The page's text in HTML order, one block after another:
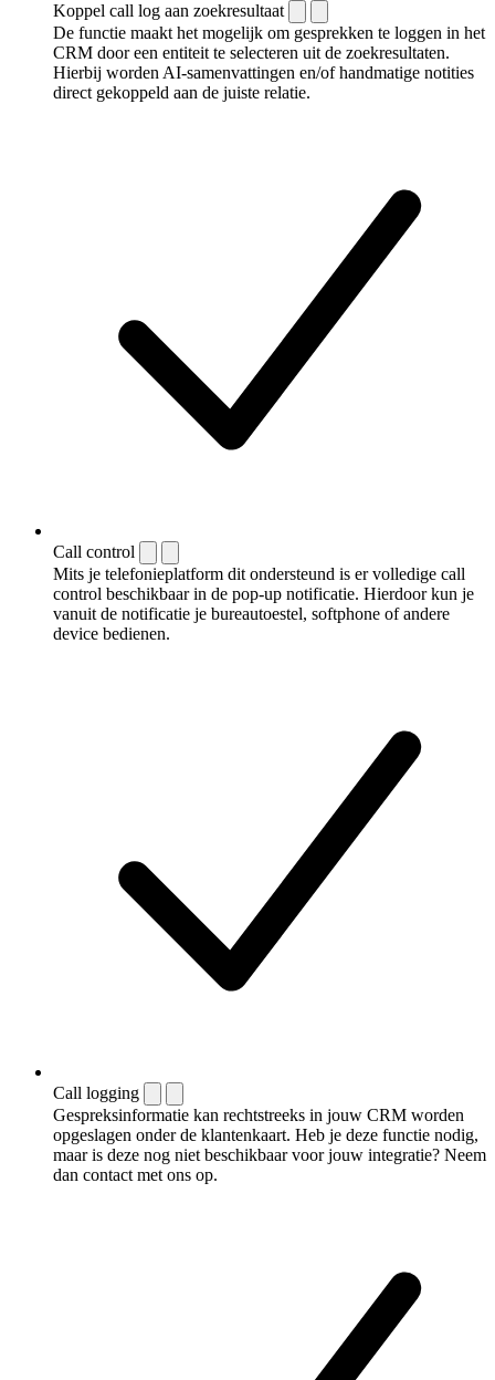
Koppel call log aan zoekresultaat
De functie maakt het mogelijk om gesprekken te loggen in het
CRM door een entiteit te selecteren uit de zoekresultaten.
Hierbij worden AI-samenvattingen en/of handmatige notities
direct gekoppeld aan de juiste relatie.
Call control
Mits je telefonieplatform dit ondersteund is er volledige call
control beschikbaar in de pop-up notificatie. Hierdoor kun je
vanuit de notificatie je bureautoestel, softphone of andere
device bedienen.
Call logging
Gespreksinformatie kan rechtstreeks in jouw CRM worden
opgeslagen onder de klantenkaart. Heb je deze functie nodig,
maar is deze nog niet beschikbaar voor jouw integratie? Neem
dan contact met ons op.